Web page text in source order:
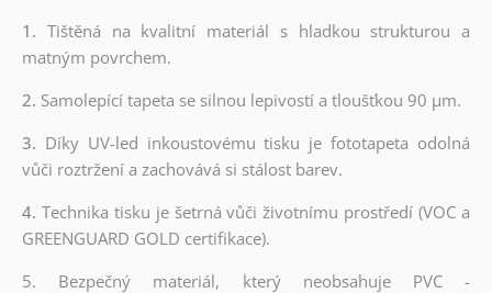
1. Tištěná na kvalitní materiál s hladkou strukturou a
matným povrchem.
2. Samolepící tapeta se silnou lepivostí a tloušťkou 90 µm.
3. Díky UV-led inkoustovému tisku je fototapeta odolná
vůči roztržení a zachovává si stálost barev.
4. Technika tisku je šetrná vůči životnímu prostředí (VOC a
GREENGUARD GOLD certifikace).
5. Bezpečný materiál, který neobsahuje PVC -